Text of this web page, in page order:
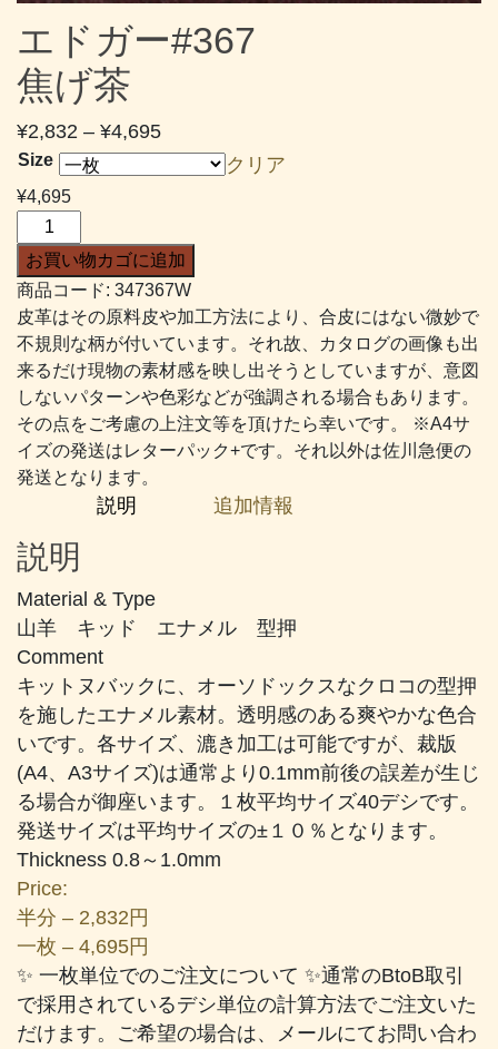
エドガー#367
焦げ茶
¥2,832 – ¥4,695価
格
–
¥4,695
Size クリア
¥4,695
ド
ガ
ー
#367
焦
げ
茶
個
お買い物カゴに追加
商品コード: 347367W
皮革はその原料皮や加工方法により、合皮にはない微妙で
不規則な柄が付いています。それ故、カタログの画像も出
来るだけ現物の素材感を映し出そうとしていますが、意図
しないパターンや色彩などが強調される場合もあります。
その点をご考慮の上注文等を頂けたら幸いです。 ※A4サ
イズの発送はレターパック+です。それ以外は佐川急便の
発送となります。
説明 追加情報
説明
Material & Type
山羊 キッド エナメル 型押
Comment
キットヌバックに、オーソドックスなクロコの型押
を施したエナメル素材。透明感のある爽やかな色合
いです。各サイズ、漉き加工は可能ですが、裁版
(A4、A3サイズ)は通常より0.1mm前後の誤差が生じ
る場合が御座います。１枚平均サイズ40デシです。
発送サイズは平均サイズの±１０％となります。
Thickness 0.8～1.0mm
Price:
半分 – 2,832円
一枚 – 4,695円
✨ 一枚単位でのご注文について ✨通常のBtoB取引
で採用されているデシ単位の計算方法でご注文いた
だけます。ご希望の場合は、メールにてお問い合わ